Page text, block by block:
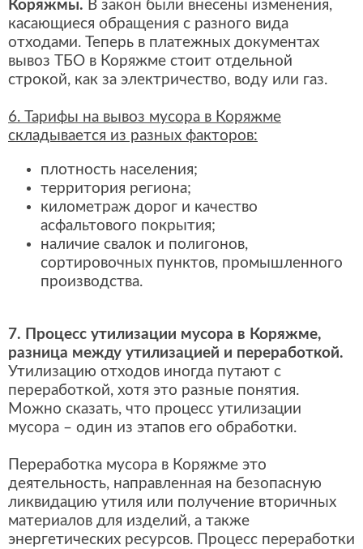
Коряжмы. В закон были внесены изменения,
касающиеся обращения с разного вида
отходами. Теперь в платежных документах
вывоз ТБО в Коряжме стоит отдельной
строкой, как за электричество, воду или газ.
6. Тарифы на вывоз мусора в Коряжме
складывается из разных факторов:
плотность населения;
территория региона;
километраж дорог и качество
асфальтового покрытия;
наличие свалок и полигонов,
сортировочных пунктов, промышленного
производства.
7. Процесс утилизации мусора в Коряжме,
разница между утилизацией и переработкой.
Утилизацию отходов иногда путают с
переработкой, хотя это разные понятия.
Можно сказать, что процесс утилизации
мусора – один из этапов его обработки.
Переработка мусора в Коряжме это
деятельность, направленная на безопасную
ликвидацию утиля или получение вторичных
материалов для изделий, а также
энергетических ресурсов. Процесс переработки